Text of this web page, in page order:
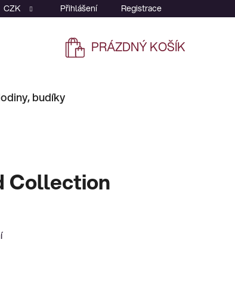
CZK Přihlášení Registrace
NÁKUPNÍ
PRÁZDNÝ KOŠÍK
budíky
Collection